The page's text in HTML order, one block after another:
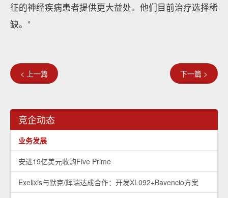
征的神经疾病患者提供更大益处。他们目前治疗选择稀
缺。”
< 上一篇 下一篇 >
竞企动态
业务发展
安进19亿美元收购Five Prime
Exelixis与默克/辉瑞达成合作：开发XL092+Bavencio方案